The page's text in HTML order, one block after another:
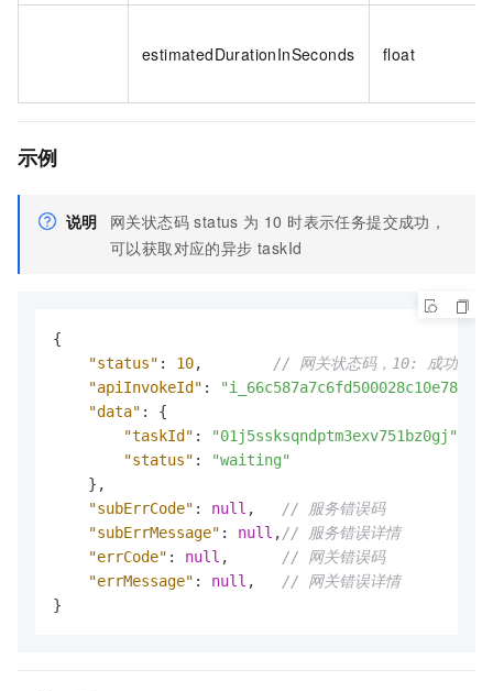
estimatedDurationInSeconds float
示例
说明
网关状态码 status 为 10 时表示任务提交成功，
可以获取对应的异步 taskId
{
"status" : 10,
// 网关状态码，10: 成功，
"apiInvokeId" : "i_66c587a7c6fd500028c10e78"
"data" :
{
"taskId" : "01j5ssksqndptm3exv751bz0gj"
"status" :
"waiting"
} ,
"subErrCode" : null ,
// 服务错误码
"subErrMessage" : null , // 服务错误详情
"errCode" : null ,
// 网关错误码
"errMessage" : null ,
// 网关错误详情
}